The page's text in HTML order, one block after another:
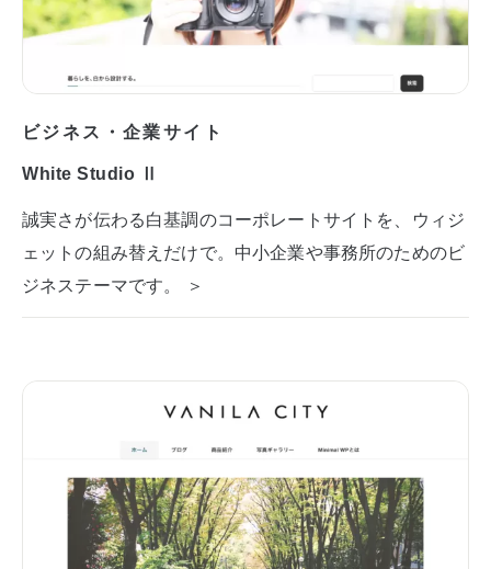
ビジネス・企業サイト
White Studio Ⅱ
誠実さが伝わる白基調のコーポレートサイトを、ウィジ
ェットの組み替えだけで。中小企業や事務所のためのビ
ジネステーマです。 ＞